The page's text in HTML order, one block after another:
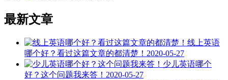
最新文章
线上英语
哪个好？看过这篇文章的都清楚！ 2020-05-27
少儿英语哪个
好？这个问题我来答！ 2020-05-27